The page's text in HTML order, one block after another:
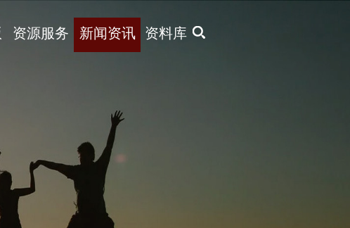
X
资源服务 新闻资讯 资料库